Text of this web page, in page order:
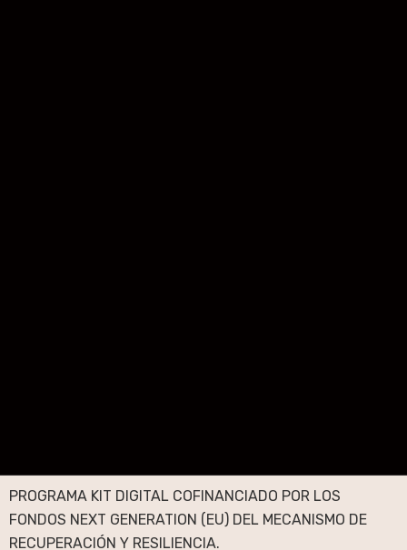
PROGRAMA KIT DIGITAL COFINANCIADO POR LOS
FONDOS NEXT GENERATION (EU) DEL MECANISMO DE
RECUPERACIÓN Y RESILIENCIA.